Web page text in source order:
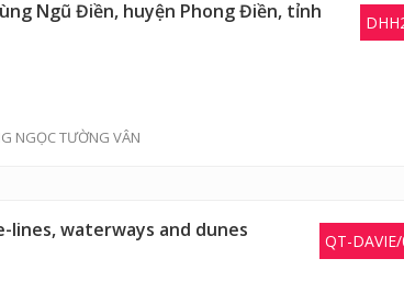
Ngũ Điền, huyện Phong Điền, tỉnh
NGỌC TƯỜNG VÂN
QT-
waterways and dunes